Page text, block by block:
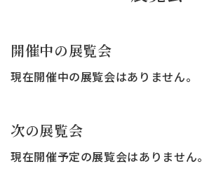
開催中の展覧会
現在開催中の展覧会はありません。
次の展覧会
現在開催予定の展覧会はありません。